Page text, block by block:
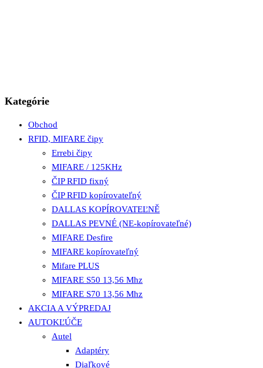
Kategórie
Obchod
RFID, MIFARE čipy
Errebi čipy
MIFARE / 125KHz
ČIP RFID fixný
ČIP RFID kopírovateľný
DALLAS KOPÍROVATEĽNĚ
DALLAS PEVNÉ (NE-kopírovateľné)
MIFARE Desfire
MIFARE kopírovateľný
Mifare PLUS
MIFARE S50 13,56 Mhz
MIFARE S70 13,56 Mhz
AKCIA A VÝPREDAJ
AUTOKĽÚČE
Autel
Adaptéry
Diaľkové